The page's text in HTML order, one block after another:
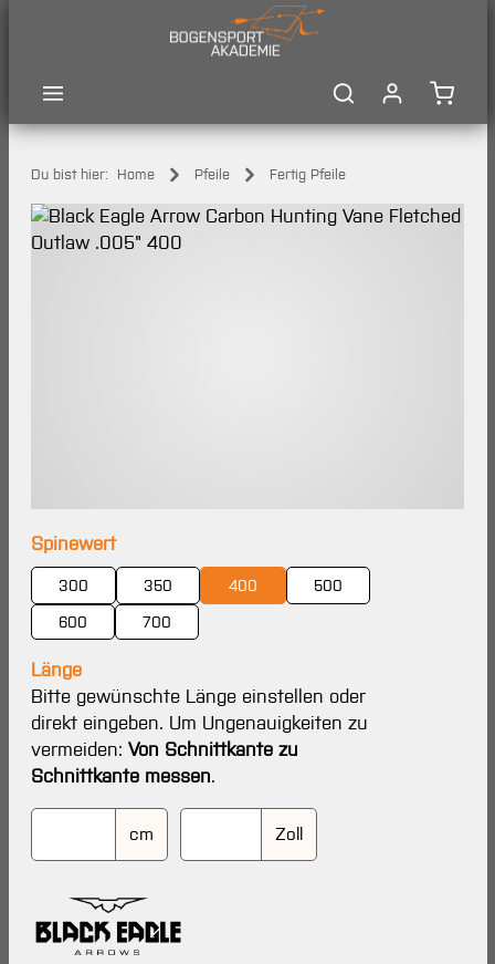
Du bist hier: Home Pfeile Fertig Pfeile
Bildergalerie überspringen
Spinewertauswählen
300 350 400
500
600
700
Länge
Bitte gewünschte Länge einstellen oder
direkt eingeben. Um Ungenauigkeiten zu
vermeiden: Von Schnittkante zu
Schnittkante messen.
cm Zoll